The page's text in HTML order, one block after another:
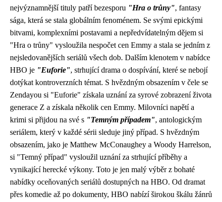
nejvýznamnější tituly patří bezesporu "Hra o trůny", fantasy
sága, která se stala globálním fenoménem. Se svými epickými
bitvami, komplexními postavami a nepředvídatelným dějem si
"Hra o trůny" vysloužila nespočet cen Emmy a stala se jedním z
nejsledovanějších seriálů všech dob. Dalším klenotem v nabídce
HBO je "Euforie", strhující drama o dospívání, které se nebojí
dotýkat kontroverzních témat. S hvězdným obsazením v čele se
Zendayou si "Euforie" získala uznání za syrové zobrazení života
generace Z a získala několik cen Emmy. Milovníci napětí a
krimi si přijdou na své s "Temným případem", antologickým
seriálem, který v každé sérii sleduje jiný případ. S hvězdným
obsazením, jako je Matthew McConaughey a Woody Harrelson,
si "Temný případ" vysloužil uznání za strhující příběhy a
vynikající herecké výkony. Toto je jen malý výběr z bohaté
nabídky oceňovaných seriálů dostupných na HBO. Od dramat
přes komedie až po dokumenty, HBO nabízí širokou škálu žánrů